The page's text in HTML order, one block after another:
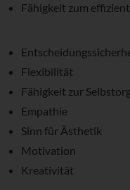
Fähigkeit zum
Flexibilität
Fähigkeit zur
Empathie
Sinn für Ästhetik
Motivation
Kreativität